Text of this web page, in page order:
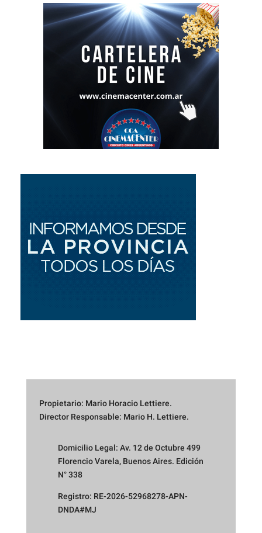
Propietario: Mario Horacio Lettiere.
Director Responsable: Mario H. Lettiere.
Domicilio Legal: Av. 12 de Octubre 499
Florencio Varela, Buenos Aires. Edición
N° 338
Registro: RE-2026-52968278-APN-
DNDA#MJ